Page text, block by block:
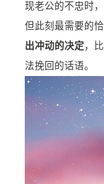
现老公的不忠时
但此刻最需要的
出冲动的决定 ，
法挽回的话语。